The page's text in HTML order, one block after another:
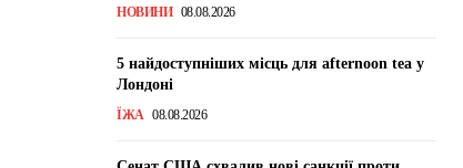
НОВИНИ 08.08.2026
5 найдоступніших місць для afternoon tea у
Лондоні
ЇЖА 08.08.2026